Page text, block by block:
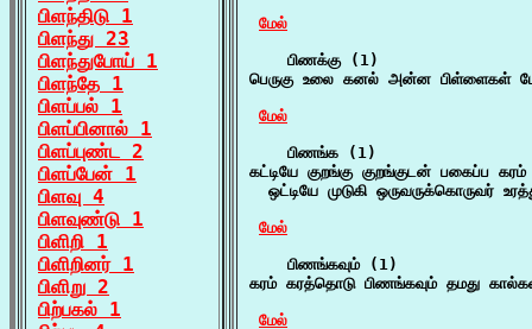
பிளந்திடு 1
பிளந்து 23
பிளந்துபோய் 1
பிளந்தே 1
பிளப்பல் 1
பிளப்பினால் 1
பிளப்புண்ட 2
பிளப்பேன் 1
பிளவு 4
பிளவுண்டு 1
பிளிறி 1
பிளிறினர் 1
பிளிறு 2
பிற்பகல் 1
மேல்
    பிணக்கு (1)
பெருகு உலை கனல் அன்ன பிள்ளைகள்
மேல்
    பிணங்க (1)
கட்டியே குறங்கு குறங்குடன் பகைப்ப
ஒட்டியே முடுகி ஒருவருக்கொருவர்
மேல்
    பிணங்கவும் (1)
கரம் கரத்தொடு பிணங்கவும் தமது
மேல்